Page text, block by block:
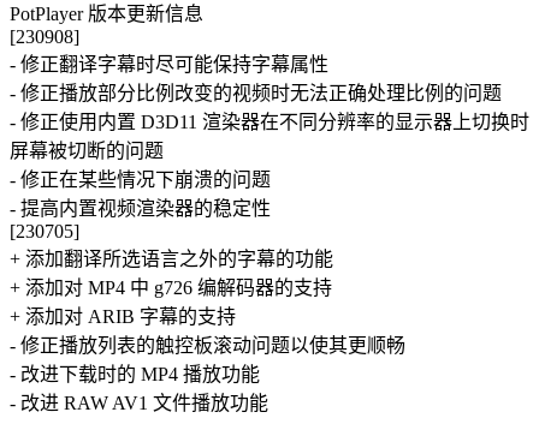
PotPlayer 版本更新信息
[230908]
- 修正翻译字幕时尽可能保持字幕属性
- 修正播放部分比例改变的视频时无法正确处理比例的问题
- 修正使用内置 D3D11 渲染器在不同分辨率的显示器上切换时
屏幕被切断的问题
- 修正在某些情况下崩溃的问题
- 提高内置视频渲染器的稳定性
[230705]
+ 添加翻译所选语言之外的字幕的功能
+ 添加对 MP4 中 g726 编解码器的支持
+ 添加对 ARIB 字幕的支持
- 修正播放列表的触控板滚动问题以使其更顺畅
- 改进下载时的 MP4 播放功能
- 改进 RAW AV1 文件播放功能